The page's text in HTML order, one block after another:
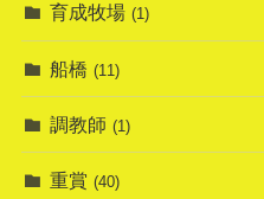
育成牧場 (1)
船橋 (11)
調教師 (1)
重賞 (40)